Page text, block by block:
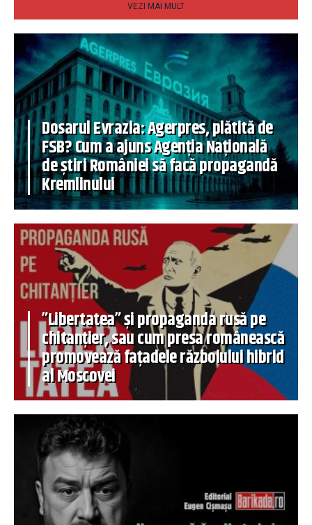
VEZI MAI MULT
Dosarul Evrazia: Agerpres, plătită de
FSB? Cum a ajuns Agenția Națională
de știri României să facă propagandă
Kremlinului
”Libertatea” și propaganda rusă pe
chitanțier, sau cum presa românească
promovează fațadele războiului hibrid
al Moscovei